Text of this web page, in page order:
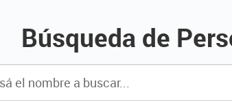
Búsqueda de